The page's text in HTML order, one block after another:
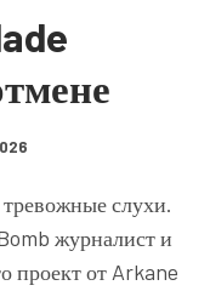
слухи.
журналист и
проект от Arkane